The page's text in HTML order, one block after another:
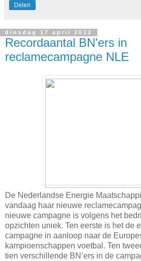
Delen
dinsdag 17 april 2012
Recordaantal BN'ers in
reclamecampagne NLE
De Nederlandse Energie
vandaag haar nieuwe
nieuwe campagne is volgens het
opzichten uniek. Ten eerste is het de
campagne in aanloop naar de
kampioenschappen voetbal. Ten
tien verschillende BN’ers in de